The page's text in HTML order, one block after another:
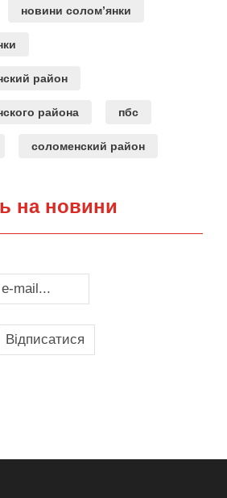
новини солом’янки
район
района пбс
соломенский район
на новини